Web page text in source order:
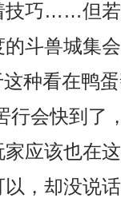
技巧……但
斗兽城集
种看在鸭
行会快到了
应该也在
，却没说